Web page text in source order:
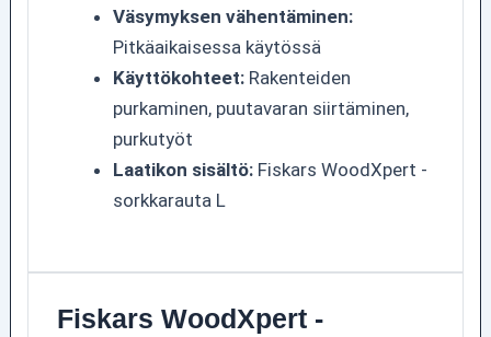
Väsymyksen vähentäminen:
Pitkäaikaisessa käytössä
Käyttökohteet:Rakenteiden
purkaminen, puutavaran siirtäminen,
purkutyöt
Laatikon sisältö:Fiskars WoodXpert -
sorkkarauta L
Fiskars WoodXpert -